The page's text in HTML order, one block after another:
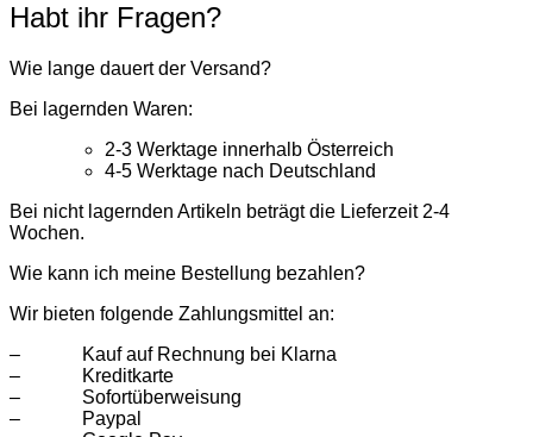
Habt ihr Fragen?
Wie lange dauert der Versand?
Bei lagernden Waren:
2-3 Werktage innerhalb Österreich
4-5 Werktage nach Deutschland
Bei nicht lagernden Artikeln beträgt die Lieferzeit 2-4
Wochen.
Wie kann ich meine Bestellung bezahlen?
Wir bieten folgende Zahlungsmittel an:
– Kauf auf Rechnung bei Klarna
– Kreditkarte
– Sofortüberweisung
– Paypal